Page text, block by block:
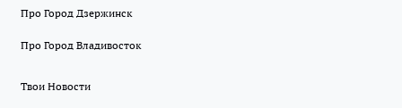
Про Город Дзержинск
Про Город Владивосток
Твои Новости